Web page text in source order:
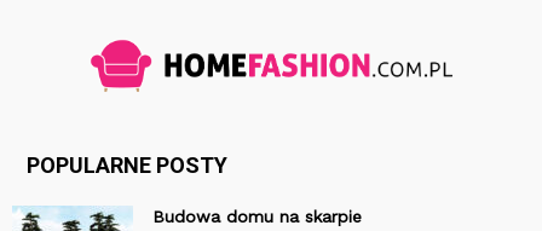
POPULARNE POSTY
Budowa domu na skarpie